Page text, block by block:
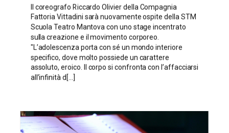
Il coreografo Riccardo Olivier della Compagnia
Fattoria Vittadini sarà nuovamente ospite della STM
Scuola Teatro Mantova con uno stage incentrato
sulla creazione e il movimento corporeo.
"L’adolescenza porta con sé un mondo interiore
specifico, dove molto possiede un carattere
assoluto, eroico. Il corpo si confronta con l’affacciarsi
all’infinità d[...]